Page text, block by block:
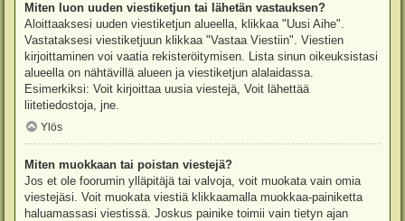
Miten luon uuden viestiketjun tai lähetän vastauksen?
Aloittaaksesi uuden viestiketjun alueella, klikkaa "Uusi Aihe".
Vastataksesi viestiketjuun klikkaa "Vastaa Viestiin". Viestien
kirjoittaminen voi vaatia rekisteröitymisen. Lista sinun oikeuksistasi
alueella on nähtävillä alueen ja viestiketjun alalaidassa.
Esimerkiksi: Voit kirjoittaa uusia viestejä, Voit lähettää
liitetiedostoja, jne.
Ylös
Miten muokkaan tai poistan viestejä?
Jos et ole foorumin ylläpitäjä tai valvoja, voit muokata vain omia
viestejäsi. Voit muokata viestiä klikkaamalla muokkaa-painiketta
haluamassasi viestissä. Joskus painike toimii vain tietyn ajan